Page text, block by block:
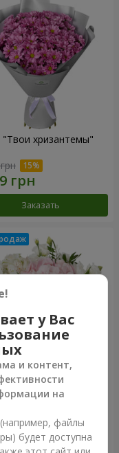
"Твои хризантемы"
Заказать
"Нежное
Заказать
у Вас
и контент,
на
файлы
будет доступна